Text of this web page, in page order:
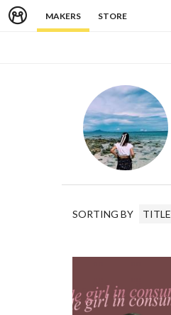
MAKERS STORE
SORTING BY TITLE